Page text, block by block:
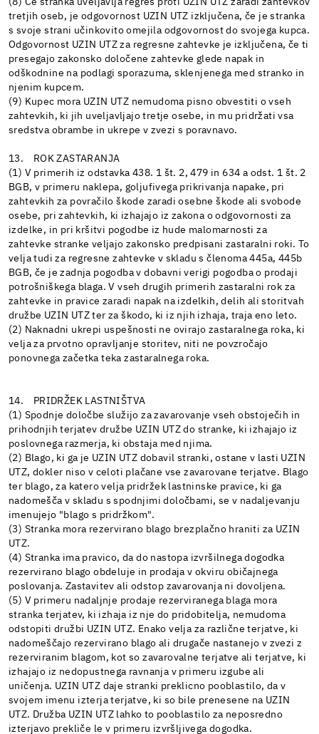
(8) Če stranka uveljavlja regres proti UZIN UTZ zaradi zahtevkov
tretjih oseb, je odgovornost UZIN UTZ izključena, če je stranka
s svoje strani učinkovito omejila odgovornost do svojega kupca.
Odgovornost UZIN UTZ za regresne zahtevke je izključena, če ti
presegajo zakonsko določene zahtevke glede napak in
odškodnine na podlagi sporazuma, sklenjenega med stranko in
njenim kupcem.
(9) Kupec mora UZIN UTZ nemudoma pisno obvestiti o vseh
zahtevkih, ki jih uveljavljajo tretje osebe, in mu pridržati vsa
sredstva obrambe in ukrepe v zvezi s poravnavo.
13. ROK ZASTARANJA
(1) V primerih iz odstavka 438. 1 št. 2, 479 in 634 a odst. 1 št. 2
BGB, v primeru naklepa, goljufivega prikrivanja napake, pri
zahtevkih za povračilo škode zaradi osebne škode ali svobode
osebe, pri zahtevkih, ki izhajajo iz zakona o odgovornosti za
izdelke, in pri kršitvi pogodbe iz hude malomarnosti za
zahtevke stranke veljajo zakonsko predpisani zastaralni roki. To
velja tudi za regresne zahtevke v skladu s členoma 445a, 445b
BGB, če je zadnja pogodba v dobavni verigi pogodba o prodaji
potrošniškega blaga. V vseh drugih primerih zastaralni rok za
zahtevke in pravice zaradi napak na izdelkih, delih ali storitvah
družbe UZIN UTZ ter za škodo, ki iz njih izhaja, traja eno leto.
(2) Naknadni ukrepi uspešnosti ne ovirajo zastaralnega roka, ki
velja za prvotno opravljanje storitev, niti ne povzročajo
ponovnega začetka teka zastaralnega roka.
14. PRIDRŽEK LASTNIŠTVA
(1) Spodnje določbe služijo za zavarovanje vseh obstoječih in
prihodnjih terjatev družbe UZIN UTZ do stranke, ki izhajajo iz
poslovnega razmerja, ki obstaja med njima.
(2) Blago, ki ga je UZIN UTZ dobavil stranki, ostane v lasti UZIN
UTZ, dokler niso v celoti plačane vse zavarovane terjatve. Blago
ter blago, za katero velja pridržek lastninske pravice, ki ga
nadomešča v skladu s spodnjimi določbami, se v nadaljevanju
imenujejo "blago s pridržkom".
(3) Stranka mora rezervirano blago brezplačno hraniti za UZIN
UTZ.
(4) Stranka ima pravico, da do nastopa izvršilnega dogodka
rezervirano blago obdeluje in prodaja v okviru običajnega
poslovanja. Zastavitev ali odstop zavarovanja ni dovoljena.
(5) V primeru nadaljnje prodaje rezerviranega blaga mora
stranka terjatev, ki izhaja iz nje do pridobitelja, nemudoma
odstopiti družbi UZIN UTZ. Enako velja za različne terjatve, ki
nadomeščajo rezervirano blago ali drugače nastanejo v zvezi z
rezerviranim blagom, kot so zavarovalne terjatve ali terjatve, ki
izhajajo iz nedopustnega ravnanja v primeru izgube ali
uničenja. UZIN UTZ daje stranki preklicno pooblastilo, da v
svojem imenu izterja terjatve, ki so bile prenesene na UZIN
UTZ. Družba UZIN UTZ lahko to pooblastilo za neposredno
izterjavo prekliče le v primeru izvršljivega dogodka.